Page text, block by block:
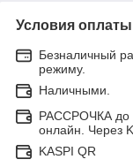
Условия оплаты
Безналичный
режиму.
Наличными.
РАССРОЧКА до
онлайн. Через
KASPI QR